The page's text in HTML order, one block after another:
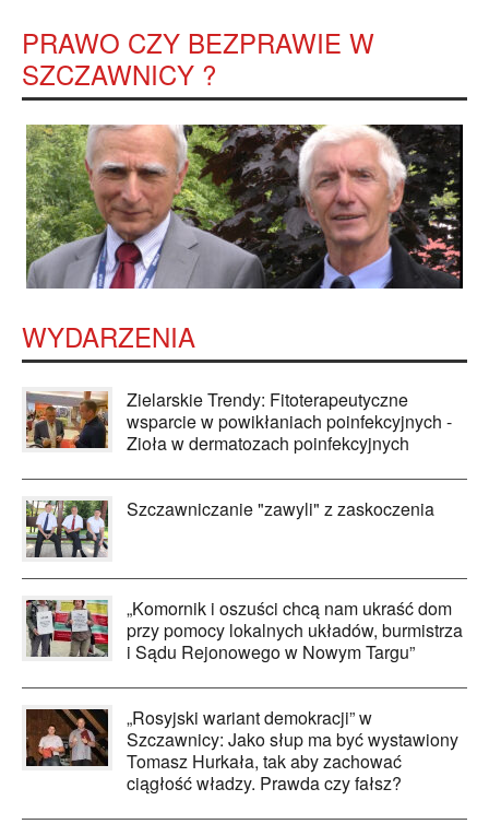
PRAWO CZY BEZPRAWIE W
SZCZAWNICY ?
WYDARZENIA
Zielarskie Trendy: Fitoterapeutyczne
wsparcie w powikłaniach poinfekcyjnych -
Zioła w dermatozach poinfekcyjnych
Szczawniczanie "zawyli" z zaskoczenia
„Komornik i oszuści chcą nam ukraść dom
przy pomocy lokalnych układów, burmistrza
i Sądu Rejonowego w Nowym Targu”
„Rosyjski wariant demokracji” w
Szczawnicy: Jako słup ma być wystawiony
Tomasz Hurkała, tak aby zachować
ciągłość władzy. Prawda czy fałsz?